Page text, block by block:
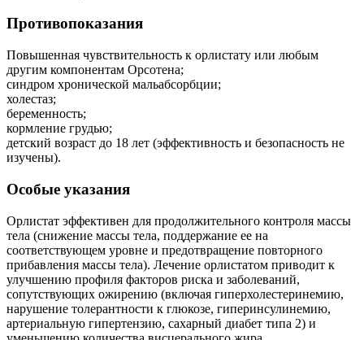
Противопоказания
Повышенная чувствительность к орлистату или любым
другим компонентам Орсотена;
синдром хронической мальабсорбции;
холестаз;
беременность;
кормление грудью;
детский возраст до 18 лет (эффективность и безопасность не
изучены).
Особые указания
Орлистат эффективен для продолжительного контроля массы
тела (снижение массы тела, поддержание ее на
соответствующем уровне и предотвращение повторного
прибавления массы тела). Лечение орлистатом приводит к
улучшению профиля факторов риска и заболеваний,
сопутствующих ожирению (включая гиперхолестеринемию,
нарушение толерантности к глюкозе, гиперинсулинемию,
артериальную гипертензию, сахарный диабет типа 2) и